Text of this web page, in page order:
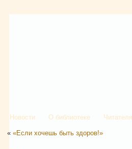
Новости О библиотеке
« «Если хочешь быть здоров!»